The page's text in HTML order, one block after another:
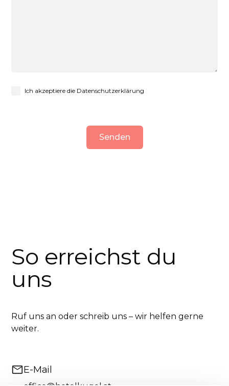
Ich akzeptiere die Datenschutzerklärung
So erreichst du
uns
Ruf uns an oder schreib uns – wir helfen gerne
weiter.
E-Mail